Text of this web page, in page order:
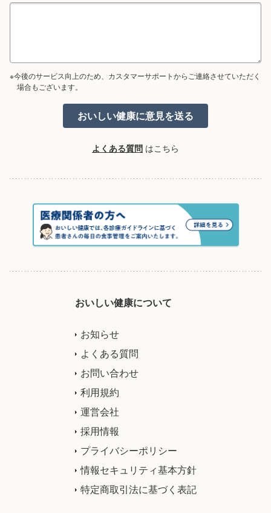
※今後のサービス向上のため、カスタマーサポートからご連絡させていただく
場合もございます。
よくある質問 はこちら
おいしい健康について
お知らせ
よくある質問
お問い合わせ
利用規約
運営会社
採用情報
プライバシーポリシー
情報セキュリティ基本方針
特定商取引法に基づく表記